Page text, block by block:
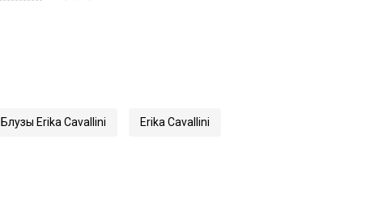
Блузы Erika Cavallini Erika Cavallini